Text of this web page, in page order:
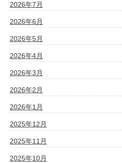
2026年7月
2026年6月
2026年5月
2026年4月
2026年3月
2026年2月
2026年1月
2025年12月
2025年11月
2025年10月